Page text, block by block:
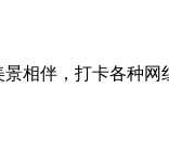
相伴，打卡各种网